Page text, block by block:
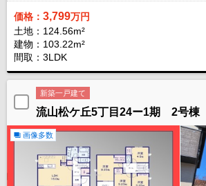
価格： 3,799万円
土地：124.56m²
建物：103.22m²
間取：3LDK
新築一戸建て
流山松ケ丘5丁目24ー1期 2号棟
画像多数